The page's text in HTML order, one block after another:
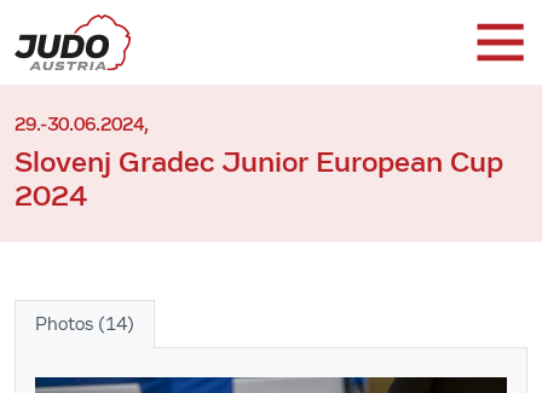
29.-30.06.2024,
Slovenj Gradec Junior European Cup
2024
Photos (14)